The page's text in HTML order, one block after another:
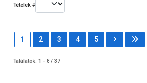
Tételek #
1 2 3 4 5
Találatok: 1 - 8 / 37